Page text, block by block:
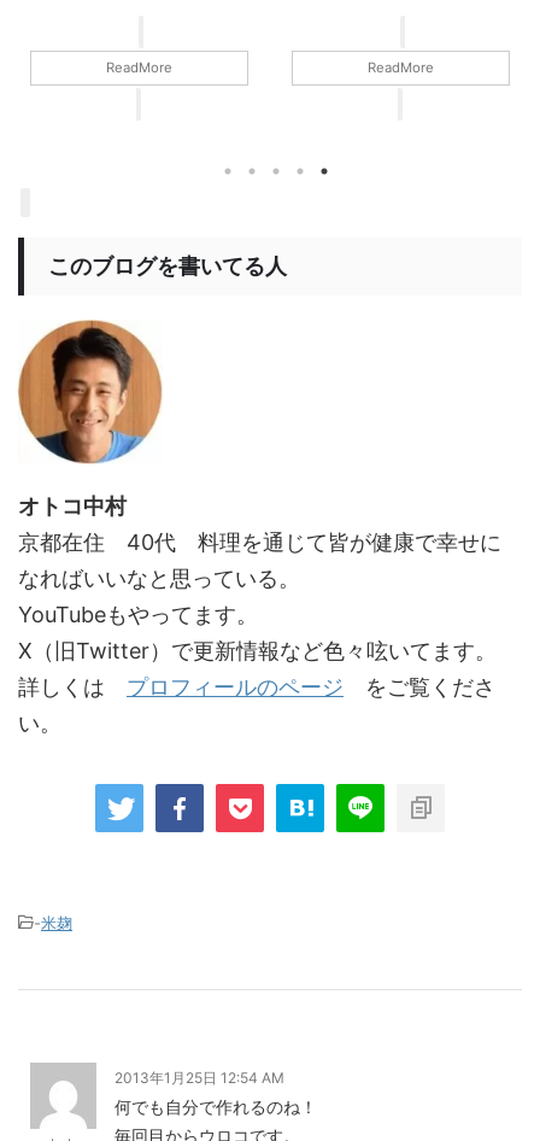
ReadMore ReadMore
このブログを書いてる人
オトコ中村
京都在住 40代 料理を通じて皆が健康で幸せに
なればいいなと思っている。
YouTubeもやってます。
X（旧Twitter）で更新情報など色々呟いてます。
詳しくは プロフィールのページ をご覧くださ
い。
-米麹
2013年1月25日 12:54 AM
何でも自分で作れるのね！
毎回目からウロコです。